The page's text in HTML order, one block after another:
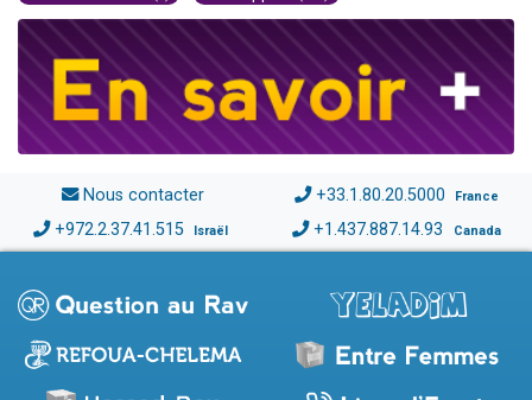
Nous contacter +33.1.80.20.5000 France
+972.2.37.41.515 Israël +1.437.887.14.93 Canada